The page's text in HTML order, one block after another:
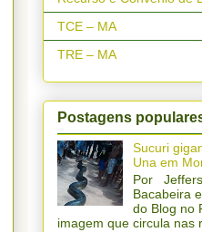
TCE – MA
TRE – MA
Postagens
Sucuri
Una em
Por
Bacabeira
do Blog no
imagem que circula nas